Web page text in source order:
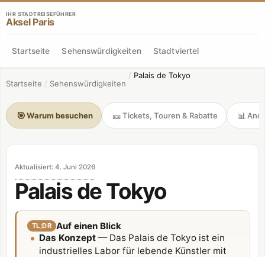
IHR STADTREISEFÜHRER
Aksel Paris
Startseite Sehenswürdigkeiten Stadtviertel
Startseite / Sehenswürdigkeiten
/ Palais de Tokyo
🎯Warum besuchen 🎫Tickets, Touren & Rabatte 📊
Aktualisiert: 4. Juni 2026
Palais de Tokyo
TL;DR Auf einen Blick
Das Konzept — Das Palais de Tokyo ist ein
industrielles Labor für lebende Künstler mit